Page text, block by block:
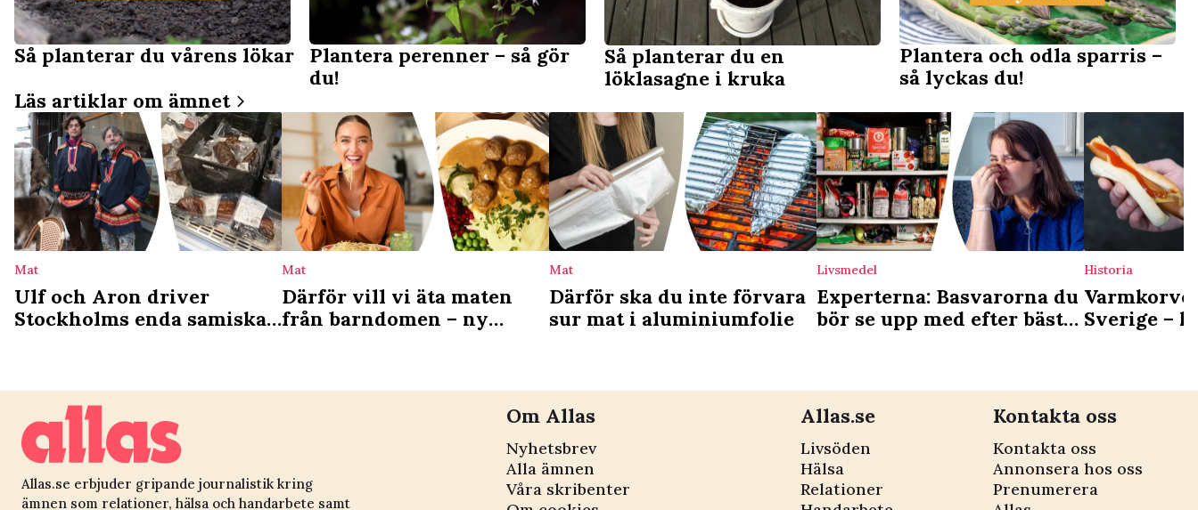
Så planterar du vårens lökar
Plantera perenner – så gör
du!
Så planterar du en
löklasagne i kruka
Plantera och odla sparris –
så lyckas du!
Läs artiklar om ämnet
Mat
Ulf och Aron driver
Stockholms enda samiska
Mat
Därför vill vi äta maten
från barndomen – ny
Mat
Därför ska du inte förvara
sur mat i aluminiumfolie
Livsmedel
Experterna: Basvarorna du
bör se upp med efter bäst
Historia
Sverige –
Allas.se erbjuder gripande journalistik kring
ämnen som relationer, hälsa och handarbete samt
Om Allas
Nyhetsbrev
Alla ämnen
Våra skribenter
Allas.se
Livsöden
Hälsa
Relationer
Kontakta oss
Kontakta oss
Annonsera hos oss
Prenumerera